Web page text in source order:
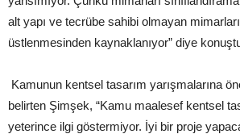
alt yapı ve tecrübe sahibi olmayan
üstlenmesinden kaynaklanıyor” diye
Kamunun kentsel tasarım yarışmalarına
belirten Şimşek, “Kamu maalesef kentsel
yeterince ilgi göstermiyor. İyi bir proje